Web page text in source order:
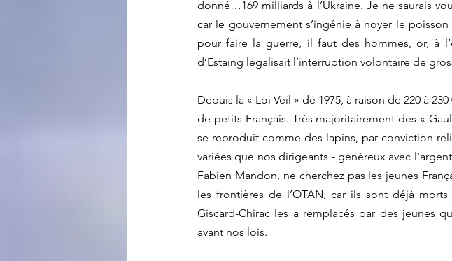
donné…169 milliards à l’Ukraine. Je ne saurais
car le gouvernement s’ingénie à noyer le
pour faire la guerre, il faut des hommes, or, à
d’Estaing légalisait l’interruption volontaire de
Depuis la « Loi Veil » de 1975, à raison de 220 à
de petits Français. Très majoritairement des «
se reproduit comme des lapins, par conviction
variées que nos dirigeants - généreux avec
Fabien Mandon, ne cherchez pas les jeunes
les frontières de l’OTAN, car ils sont déjà
Giscard-Chirac les a remplacés par des jeunes
avant nos lois.